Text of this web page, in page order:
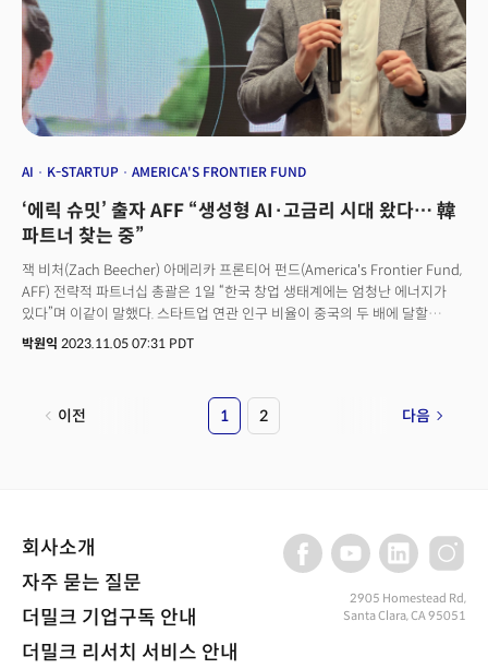
AI K-STARTUP AMERICA'S FRONTIER FUND
‘에릭 슈밋’ 출자 AFF “생성형 AI·고금리 시대 왔다… 韓
파트너 찾는 중”
잭 비처(Zach Beecher) 아메리카 프론티어 펀드(America's Frontier Fund,
AFF) 전략적 파트너십 총괄은 1일 “한국 창업 생태계에는 엄청난 에너지가
있다”며 이같이 말했다. 스타트업 연관 인구 비율이 중국의 두 배에 달할
정도로 잠재력을 갖추고 있기 때문에 한국과 적극적으로 협력하고 싶다는
선도적인 기술을 어떻게 상업화하고 협력할지 생각할 기회이기도 하다”며
“AFF는 함께 할 파트너를 찾고 있다”고 강조했다.
박원익 2023.11.05 07:31 PDT
이전 1 2 다음
회사소개
자주 묻는 질문
더밀크 기업구독 안내
더밀크 리서치 서비스 안내
2905 Homestead Rd,
Santa Clara, CA 95051